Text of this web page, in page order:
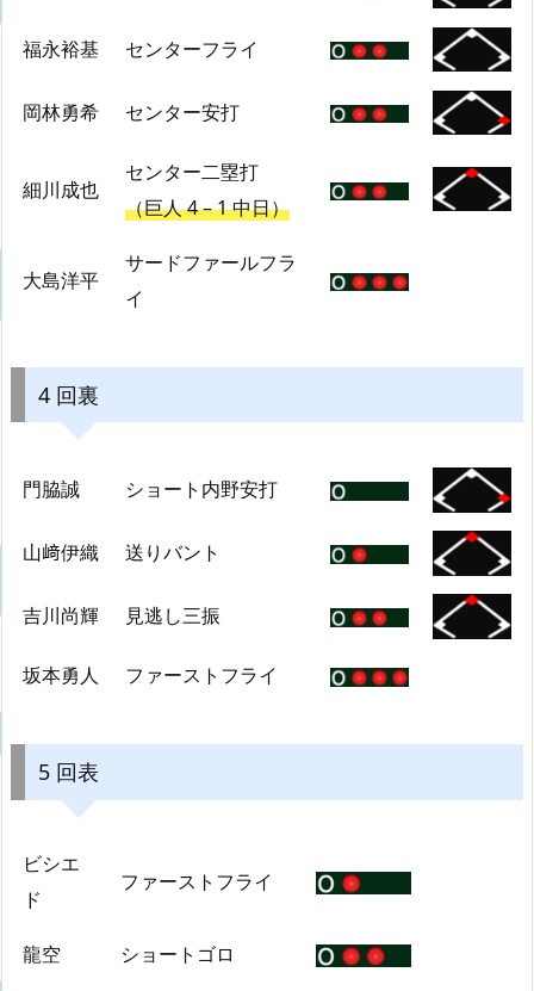
福永裕基 センターフライ
岡林勇希 センター安打
細川成也
センター二塁打
（巨人 4 – 1 中日）
大島洋平
サードファールフラ
イ
4 回裏
門脇誠 ショート内野安打
山﨑伊織 送りバント
吉川尚輝 見逃し三振
坂本勇人 ファーストフライ
5 回表
ビシエ
ド
ファーストフライ
龍空 ショートゴロ